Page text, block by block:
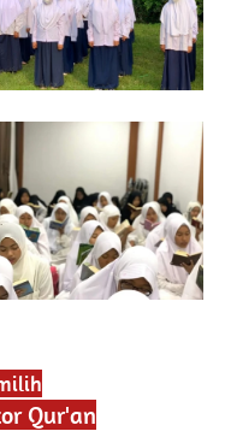
Qur'an